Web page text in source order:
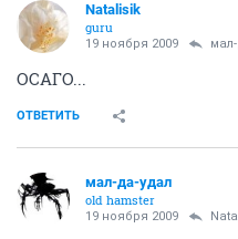
Natalisik
guru
19 ноября 2009
ОСАГО...
ОТВЕТИТЬ
мал-да-удал
old hamster
19 ноября 2009